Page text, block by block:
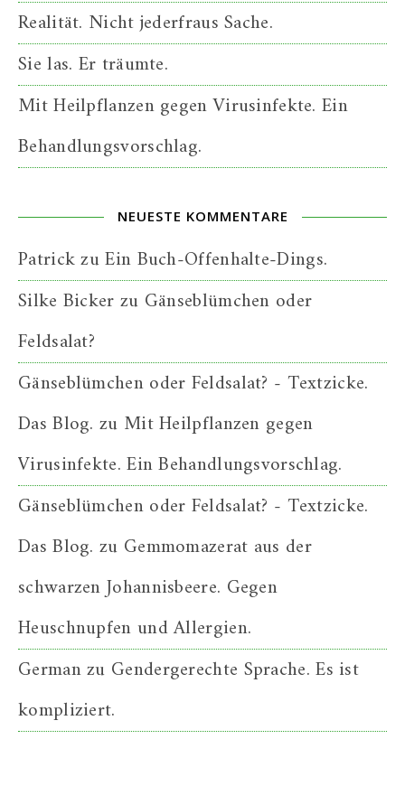
Realität. Nicht jederfraus Sache.
Sie las. Er träumte.
Mit Heilpflanzen gegen Virusinfekte. Ein
Behandlungsvorschlag.
NEUESTE KOMMENTARE
PatrickzuEin Buch-Offenhalte-Dings.
Silke Bickerzu Gänseblümchen oder
Feldsalat?
Gänseblümchen oder Feldsalat? - Textzicke.
Das Blog. zu Mit Heilpflanzen gegen
Virusinfekte. Ein Behandlungsvorschlag.
Gänseblümchen oder Feldsalat? - Textzicke.
Das Blog. zu Gemmomazerat aus der
schwarzen Johannisbeere. Gegen
Heuschnupfen und Allergien.
Germanzu Gendergerechte Sprache. Es ist
kompliziert.